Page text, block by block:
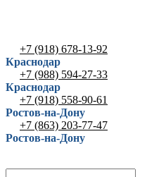
+7 (918) 678-13-92
Краснодар
+7 (988) 594-27-33
Краснодар
+7 (918) 558-90-61
Ростов-на-Дону
+7 (863) 203-77-47
Ростов-на-Дону